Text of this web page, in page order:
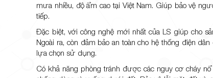
mưa nhiều, độ ẩm cao tại Việt Nam. Giúp bảo vệ
tiếp.
Đặc biệt, với công nghệ mới nhất của LS giúp cho
Ngoài ra, còn đảm bảo an toàn cho hệ thống điện
lựa chọn sử dụng.
Có khả năng phòng tránh được các nguy cơ cháy